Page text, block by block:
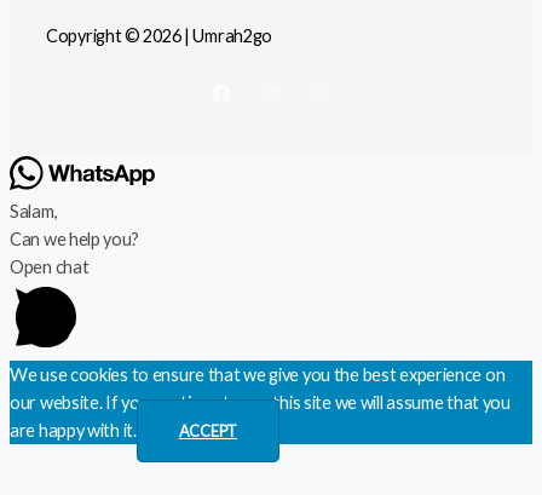
Copyright © 2026 | Umrah2go
Salam,
Can we help you?
Open chat
We use cookies to ensure that we give you the best experience on
our website. If you continue to use this site we will assume that you
are happy with it.
ACCEPT